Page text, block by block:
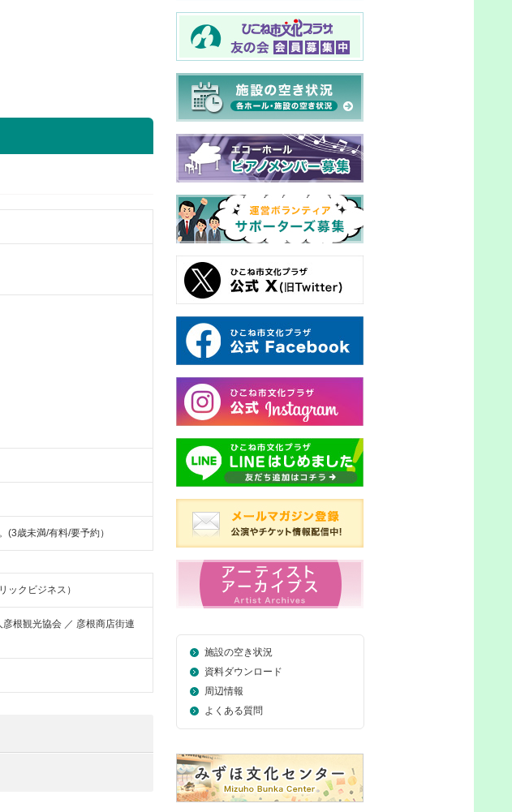
歳未満/有料/要予約）
ックビジネス）
根観光協会 ／ 彦根商店街連
施設の空き状況
資料ダウンロード
周辺情報
よくある質問